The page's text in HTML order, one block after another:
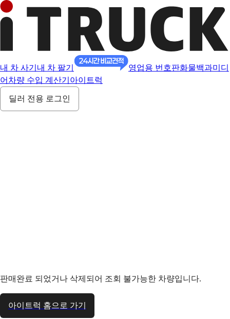
내 차 사기 내 차 팔기 영업용 번호판화물백과미디
어 차량 수입 계산기 아이트럭
딜러 전용 로그인
판매완료 되었거나 삭제되어 조회 불가능한 차량입니다.
아이트럭 홈으로 가기